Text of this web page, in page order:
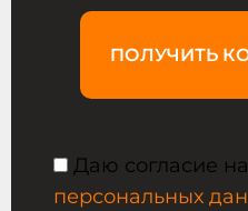
ПОЛУЧИТЬ
Даю согласие на
персональных